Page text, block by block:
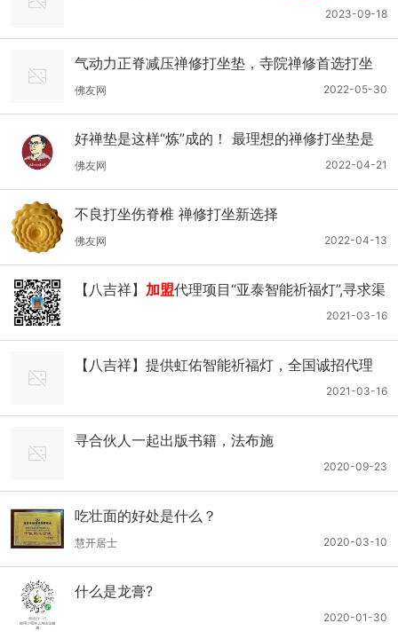
2023-09-18
气动力正脊减压禅修打坐垫，寺院禅修首选打坐
垫！
2022-05-30
佛友网
好禅垫是这样“炼”成的！ 最理想的禅修打坐垫是
这样的
2022-04-21
佛友网
不良打坐伤脊椎 禅修打坐新选择
2022-04-13
佛友网
【八吉祥】 加盟代理项目“亚泰智能祈福灯”,寻求渠
2021-03-16
【八吉祥】提供虹佑智能祈福灯，全国诚招代理
2021-03-16
寻合伙人一起出版书籍，法布施
2020-09-23
吃壮面的好处是什么？
2020-03-10
慧开居士
什么是龙膏?
2020-01-30